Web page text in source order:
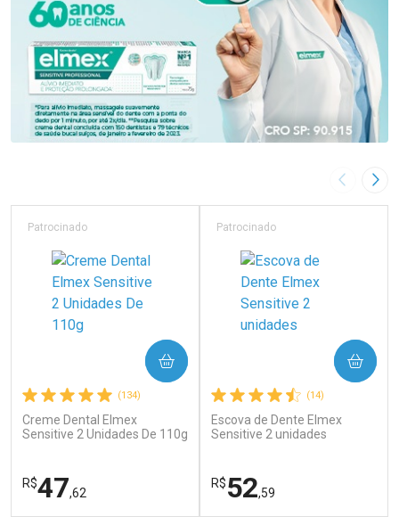
Imagem
(134)
Creme Dental Elmex
Sensitive 2 Unidades De 110g
Patrocinado
R$47,62
COMPRAR
(14)
Escova de Dente Elmex
Sensitive 2 unidades
Patrocinado
R$52,59
COMPRAR